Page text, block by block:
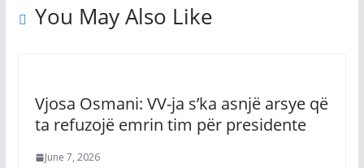
You May Also Like
Vjosa Osmani: VV-ja s’ka asnjë arsye që
ta refuzojë emrin tim për presidente
June 7, 2026